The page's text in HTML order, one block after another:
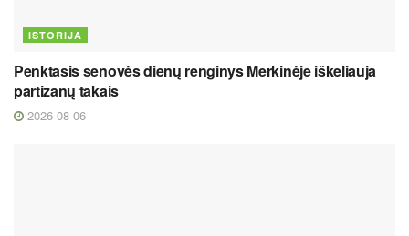
ISTORIJA
Penktasis senovės dienų renginys Merkinėje iškeliauja
partizanų takais
2026 08 06